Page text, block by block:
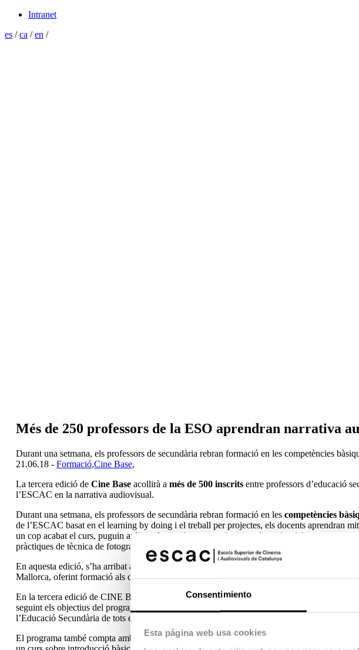
Consentimiento
Esta página web usa cookies
Intranet
es /ca /en /
Més de 250 professors de la ESO aprendran narrativa
Durant una setmana, els professors de secundària rebran formació en les competències
21.06.18 - Formació,Cine Base,
La tercera edició de Cine Base acollirà a més de 500 inscrits entre professors d’educació
l’ESCAC en la narrativa audiovisual.
Durant una setmana, els professors de secundària rebran formació en les competències
de l’ESCAC basat en el learning by doing i el treball per projectes, els docents aprendran
un cop acabat el curs, puguin aplicar els coneixements adquirits a les aules dels seus centres
pràctiques de tècnica de fotografia, muntatge, so, guió, art i direcció d’actors.
En aquesta edició, s’ha arribat a una col·laboració amb l’
Mallorca, oferint formació als docents balears.
En la tercera edició de CINE BASE participen més de 250 professors de diferents, centres
seguint els objectius del programa CINE BASE, d’implantar la narrativa audiovisual com a
l’Educació Secundària de tots els alumnes del nostre país. El curs està homologat per la
El programa també compta amb unaactivitat per a joves, el Summer School,